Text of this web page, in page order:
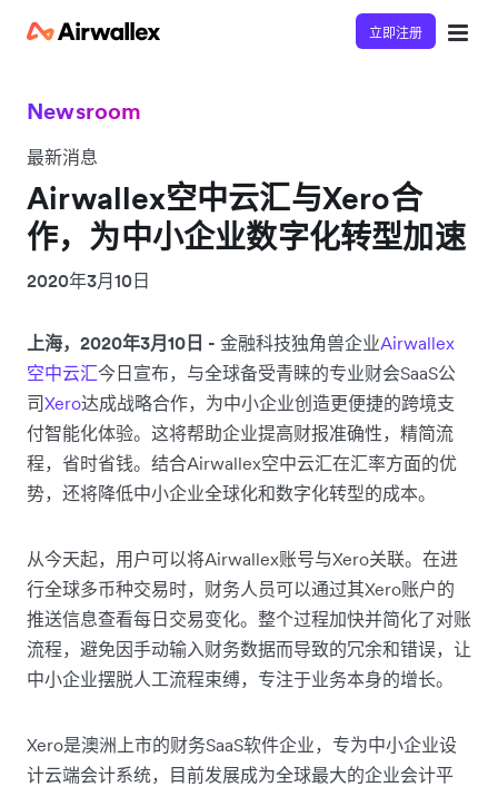
立即注册
Newsroom
最新消息
Airwallex空中云汇与Xero合
作，为中小企业数字化转型加速
2020年3月10日
上海，2020年3月10日 - 金融科技独角兽企业Airwallex
空中云汇今日宣布，与全球备受青睐的专业财会SaaS公
司Xero达成战略合作，为中小企业创造更便捷的跨境支
付智能化体验。这将帮助企业提高财报准确性，精简流
程，省时省钱。结合Airwallex空中云汇在汇率方面的优
势，还将降低中小企业全球化和数字化转型的成本。
从今天起，用户可以将Airwallex账号与Xero关联。在进
行全球多币种交易时，财务人员可以通过其Xero账户的
推送信息查看每日交易变化。整个过程加快并简化了对账
流程，避免因手动输入财务数据而导致的冗余和错误，让
中小企业摆脱人工流程束缚，专注于业务本身的增长。
Xero是澳洲上市的财务SaaS软件企业，专为中小企业设
计云端会计系统，目前发展成为全球最大的企业会计平